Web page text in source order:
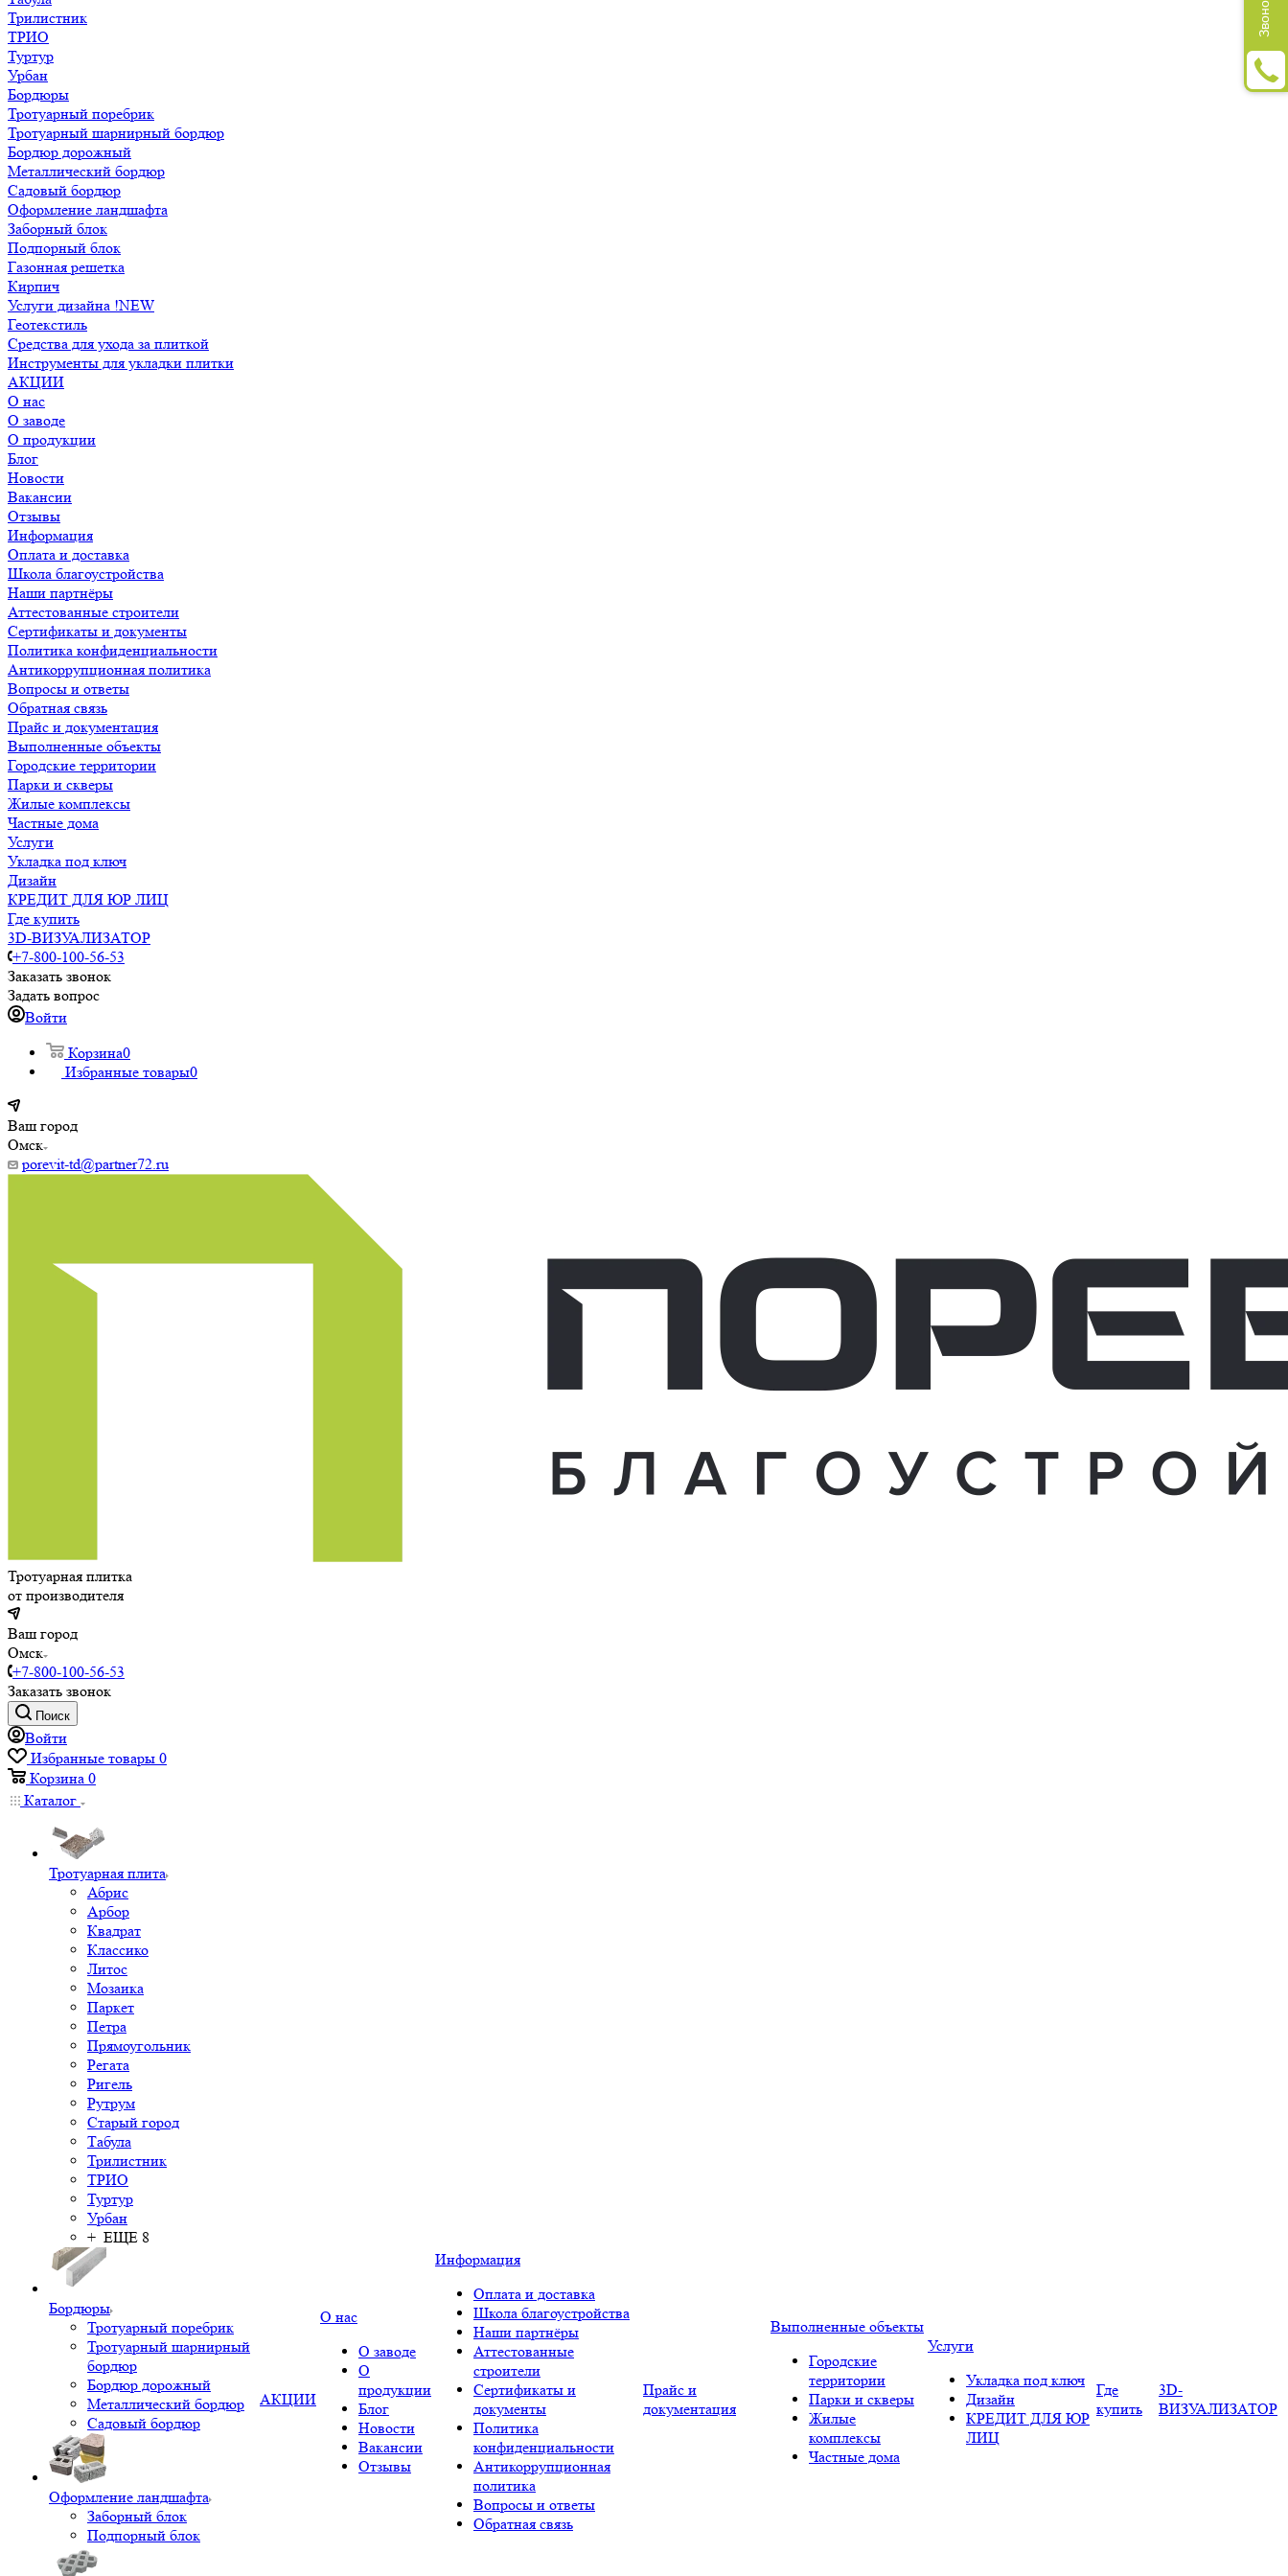
Трилистник
ТРИО
Туртур
Урбан
Бордюры
Тротуарный поребрик
Тротуарный шарнирный бордюр
Бордюр дорожный
Металлический бордюр
Садовый бордюр
Оформление ландшафта
Заборный блок
Подпорный блок
Газонная решетка
Кирпич
Услуги дизайна !NEW
Геотекстиль
Средства для ухода за плиткой
Инструменты для укладки плитки
АКЦИИ
О нас
О заводе
О продукции
Блог
Новости
Вакансии
Отзывы
Информация
Оплата и доставка
Школа благоустройства
Наши партнёры
Аттестованные строители
Сертификаты и документы
Политика конфиденциальности
Антикоррупционная политика
Вопросы и ответы
Обратная связь
Прайс и документация
Выполненные объекты
Городские территории
Парки и скверы
Жилые комплексы
Частные дома
Услуги
Укладка под ключ
Дизайн
КРЕДИТ ДЛЯ ЮР ЛИЦ
Где купить
3D-ВИЗУАЛИЗАТОР
+7-800-100-56-53
Заказать звонок
Задать вопрос
Войти
Корзина0
Избранные товары0
Ваш город
Омск
porevit-td@partner72.ru
Тротуарная плитка
от производителя
Ваш город
Омск
+7-800-100-56-53
Заказать звонок
Поиск
Войти
Избранные товары 0
Корзина 0
Каталог
Тротуарная плита
Абрис
Арбор
Квадрат
Классико
Литос
Мозаика
Паркет
Петра
Прямоугольник
Регата
Ригель
Рутрум
Старый город
Табула
Трилистник
ТРИО
Туртур
Урбан
+ ЕЩЕ 8
Бордюры
Тротуарный поребрик
Тротуарный шарнирный
бордюр
Бордюр дорожный
Металлический бордюр
Садовый бордюр
Оформление ландшафта
Заборный блок
Подпорный блок
АКЦИИ
О нас
О заводе
О
продукции
Блог
Новости
Вакансии
Отзывы
Информация
Оплата и доставка
Школа благоустройства
Наши партнёры
Аттестованные
строители
Сертификаты и
документы
Политика
конфиденциальности
Антикоррупционная
политика
Вопросы и ответы
Обратная связь
Прайс и
документация
Выполненные объекты
Городские
территории
Парки и скверы
Жилые
комплексы
Частные дома
Услуги
Укладка под ключ
Дизайн
КРЕДИТ ДЛЯ ЮР
ЛИЦ
Где
купить
3D-
ВИЗУАЛИЗАТОР